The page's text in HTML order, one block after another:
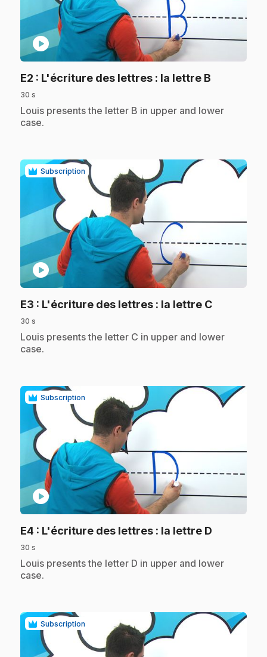
play_circle
E2 : L'écriture des lettres : la lettre B
30 s
.Louis presents the letter B in upper and lower
case.
Subscription
play_circle
E3 : L'écriture des lettres : la lettre C.
30 s
.Louis presents the letter C in upper and lower
case.
Subscription
play_circle
E4 : L'écriture des lettres : la lettre D
30 s
.Louis presents the letter D in upper and lower
case.
Subscription